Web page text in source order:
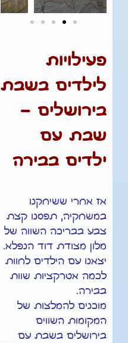
פעילויות
לילדים בשבת
בירושלים –
שבת עם
ילדים בבירה
אז אחרי ששיחקנו
במשחקיה, תפסנו קצת
צבע בבריכה השווה של
מלון מצודת דוד הנפלא.
יצאנו עם הילדים לחוות
לכמה אטרקציות שוות
בבירה.
מוכנים להמלצות של
המקומות השווים
בירושלים בשבת עם